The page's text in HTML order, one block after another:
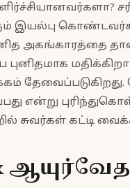
இயல்பு
அகங்காரத்தை
புனிதமாக
என்று
சுவர்கள் கட்டி